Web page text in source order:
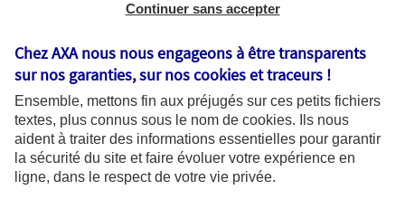
Sièges sociaux : 313 Terrasses de l’Arche –
Coordonnées de l'Autorité de contrôle
prudentiel et de résolution (ACPR) : - 4
Place de Budapest - CS 92459 - 75436
Paris Cedex 09. Le détail des procédures de
recours et de réclamation et les
Continuer sans accepter
Chez AXA nous nous engageons à être transparents
sur nos garanties, sur noscookies et traceurs !
Ensemble, mettons fin aux préjugés sur ces petits fichiers
textes, plus connus sous le nom de cookies. Ils nous
aident à traiter des informations essentielles pour garantir
la sécurité du site et faire évoluer votre expérience en
ligne, dans le respect de votre vie privée.